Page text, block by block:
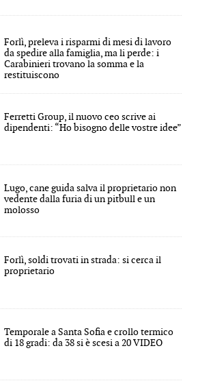
Forlì, preleva i risparmi di mesi di lavoro
da spedire alla famiglia, ma li perde: i
Carabinieri trovano la somma e la
restituiscono
Ferretti Group, il nuovo ceo scrive ai
dipendenti: “Ho bisogno delle vostre idee”
Lugo, cane guida salva il proprietario non
vedente dalla furia di un pitbull e un
molosso
Forlì, soldi trovati in strada: si cerca il
proprietario
Temporale a Santa Sofia e crollo termico
di 18 gradi: da 38 si è scesi a 20 VIDEO